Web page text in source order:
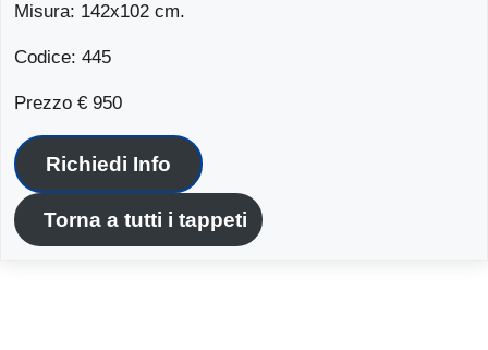
Misura: 142x102 cm.
Codice: 445
Prezzo € 950
Richiedi Info
Torna a tutti i tappeti